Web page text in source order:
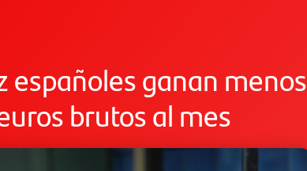
españoles ganan menos
brutos al mes